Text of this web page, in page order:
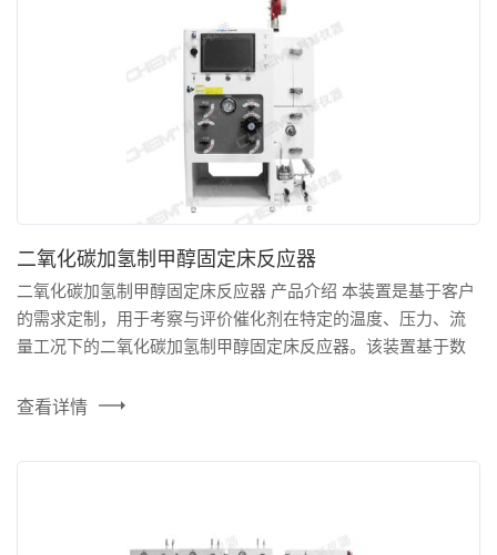
二氧化碳加氢制甲醇固定床反应器
二氧化碳加氢制甲醇固定床反应器 产品介绍 本装置是基于客户
的需求定制，用于考察与评价催化剂在特定的温度、压力、流
量工况下的二氧化碳加氢制甲醇固定床反应器。该装置基于数
件、很小的系统死体积，并且能够实现对实验条件的精准控
放与紧急切断主路气源的安全设计。设备采用分布式控...
查看详情